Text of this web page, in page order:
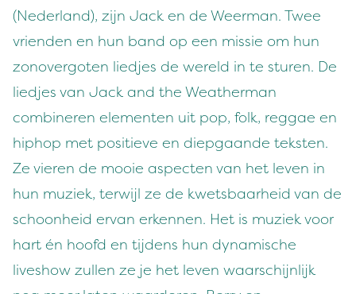
(Nederland), zijn Jack en de Weerman. Twee
vrienden en hun band op een missie om hun
zonovergoten liedjes de wereld in te sturen. De
liedjes van Jack and the Weatherman
combineren elementen uit pop, folk, reggae en
hiphop met positieve en diepgaande teksten.
Ze vieren de mooie aspecten van het leven in
hun muziek, terwijl ze de kwetsbaarheid van de
schoonheid ervan erkennen. Het is muziek voor
hart én hoofd en tijdens hun dynamische
liveshow zullen ze je het leven waarschijnlijk